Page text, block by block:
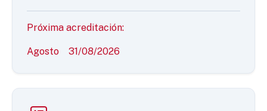
Próxima acreditación:
Agosto 31/08/2026